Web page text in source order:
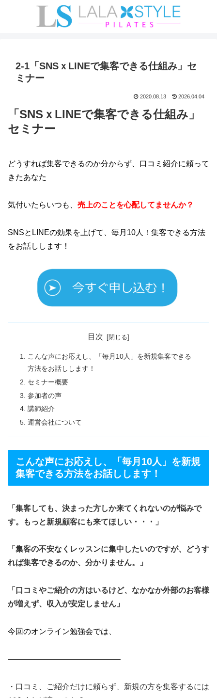
2-1「SNSｘLINEで集客できる仕組み」セ
ミナー
2020.08.13 2026.04.04
「SNSｘLINEで集客できる仕組み」
セミナー
どうすれば集客できるのか分からず、口コミ紹介に頼って
きたあなた
気付いたらいつも、 売上のことを心配してませんか？
SNSとLINEの効果を上げて、毎月10人！集客できる方法
をお話しします！
目次
こんな声にお応えし、「毎月10人」を新規集客できる
方法をお話しします！
セミナー概要
参加者の声
講師紹介
運営会社について
こんな声にお応えし、「毎月10人」を新規
集客できる方法をお話しします！
「集客しても、決まった方しか来てくれないのが悩みで
す。もっと新規顧客にも来てほしい・・・」
「集客の不安なくレッスンに集中したいのですが、どうす
れば集客できるのか、分かりません。」
「口コミやご紹介の方はいるけど、なかなか外部のお客様
が増えず、収入が安定しません」
今回のオンライン勉強会では、
——————————————–
・口コミ、ご紹介だけに頼らず、新規の方を集客するには